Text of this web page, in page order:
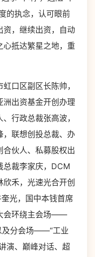
的执念，认可眼前
资，继续出资，自动
抵达繁星之地，重
口区副区长陈帅，
洲出资基金开创办理
行政总裁张高波，
，联想创投总裁、办
伙人、私募股权出
总裁李家庆，DCM
禾，光速光合开创
光，国中本钱首席
会环绕主会场——
及分会场——“工业
演、巅峰对话、超